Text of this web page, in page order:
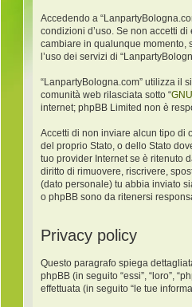
Accedendo a
condizioni d’uso. Se non accetti
cambiare in qualunque momento,
l’uso dei servizi di
“LanpartyBologna.com” utilizza il
comunità web rilasciata sotto “
internet; phpBB Limited non è
Accetti di non inviare alcun tipo di
del proprio Stato, o dello Stato
tuo provider Internet se è ritenuto
diritto di rimuovere, riscrivere,
(dato personale) tu abbia inviato
o phpBB sono da ritenersi
Privacy policy
Questo paragrafo spiega
phpBB (in seguito “essi”, “loro”,
effettuata (in seguito “le tue